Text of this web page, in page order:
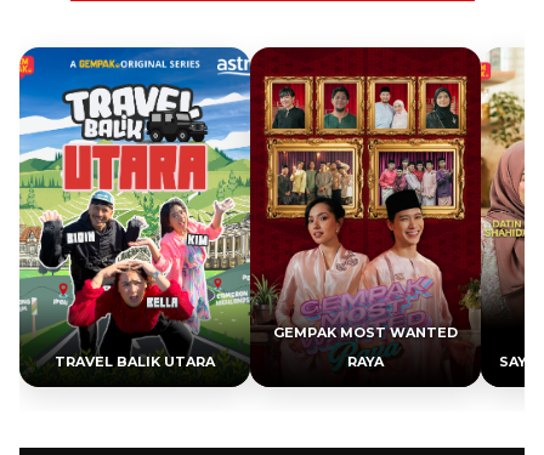
TRAVEL BALIK UTARA
GEMPAK MOST WANTED
RAYA